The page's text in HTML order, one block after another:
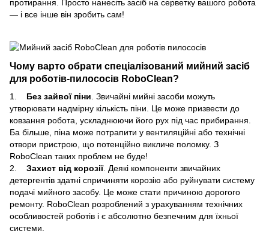
протирання. Просто нанесіть засіб на серветку вашого робота
— і все інше він зробить сам!
Чому варто обрати спеціалізований мийний засіб
для роботів-пилососів RoboClean?
1. Без зайвої піни . Звичайні мийні засоби можуть
утворювати надмірну кількість піни. Це може призвести до
ковзання робота, ускладнюючи його рух під час прибирання.
Ба більше, піна може потрапити у вентиляційні або технічні
отвори пристрою, що потенційно викличе поломку. З
RoboClean таких проблем не буде!
2. Захист від корозії. Деякі компоненти звичайних
детергентів здатні спричиняти корозію або руйнувати систему
подачі мийного засобу. Це може стати причиною дорогого
ремонту. RoboClean розроблений з урахуванням технічних
особливостей роботів і є абсолютно безпечним для їхньої
системи.